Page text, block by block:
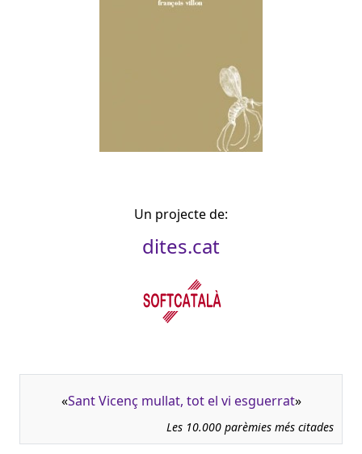
Un projecte de:
dites.cat
«Sant Vicenç mullat, tot el vi esguerrat»
Les 10.000 parèmies més citades